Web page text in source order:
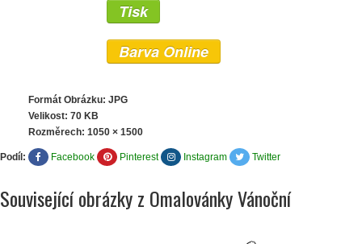
Tisk
Barva Online
Formát Obrázku: JPG
Velikost: 70 KB
Rozměrech: 1050 × 1500
Podíl: Facebook Pinterest Instagram Twitter
Související obrázky z Omalovánky Vánoční